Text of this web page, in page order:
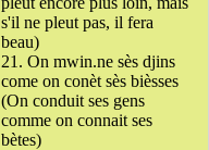
s'il ne pleut pas, il fera
beau)
21. On mwin.ne sès djins
come on conèt sès bièsses
(On conduit ses gens
comme on connait ses
bètes)